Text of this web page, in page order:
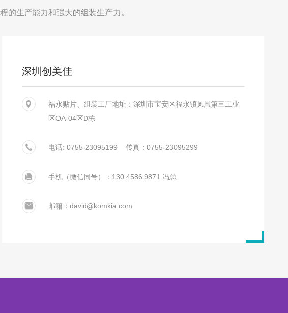
的生产能力和强大的组装生产力。
深圳创美佳
福永贴片、组装工厂地址：深圳市宝安区福永镇凤凰第三工业
区OA-04区D栋
电话: 0755-23095199 传真：0755-23095299
手机（微信同号）：130 4586 9871 冯总
邮箱：david@komkia.com